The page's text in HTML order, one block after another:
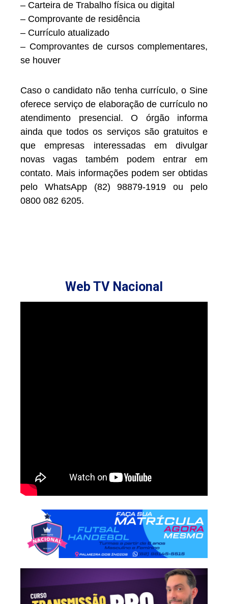
– Carteira de Trabalho física ou digital
– Comprovante de residência
– Currículo atualizado
– Comprovantes de cursos complementares,
se houver
Caso o candidato não tenha currículo, o Sine
oferece serviço de elaboração de currículo no
atendimento presencial. O órgão informa
ainda que todos os serviços são gratuitos e
que empresas interessadas em divulgar
novas vagas também podem entrar em
contato. Mais informações podem ser obtidas
pelo WhatsApp (82) 98879-1919 ou pelo
0800 082 6205.
Web TV Nacional